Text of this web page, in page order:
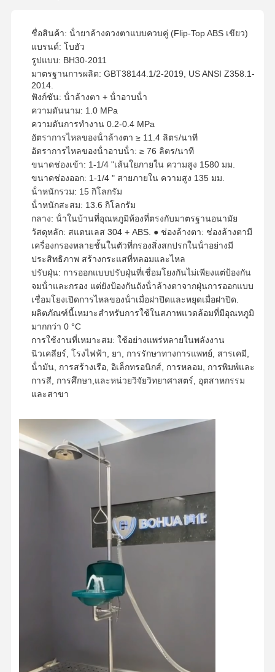
เกี่ยวกับเรา
ชื่อสินค้า: น้ํายาล้างดวงตาแบบควบคู่ (Flip-Top ABS เขียว)
แบรนด์: โบฮัว
รูปแบบ: BH30-2011
มาตรฐานการผลิต: GBT38144.1/2-2019, US ANSI Z358.1-
2014.
ฟังก์ชัน: น้ําล้างตา + น้ําอาบน้ํา
ความดันนาม: 1.0 MPa
ความดันการทํางาน 0.2-0.4 MPa
อัตราการไหลของน้ําล้างตา ≥ 11.4 ลิตร/นาที
อัตราการไหลของน้ําอาบน้ํา: ≥ 76 ลิตร/นาที
ขนาดช่องเข้า: 1-1/4 "เส้นใยภายใน ความสูง 1580 มม.
ขนาดช่องออก: 1-1/4 " สายภายใน ความสูง 135 มม.
น้ําหนักรวม: 15 กิโลกรัม
น้ําหนักสะสม: 13.6 กิโลกรัม
กลาง: น้ําในบ้านที่อุณหภูมิห้องที่ตรงกับมาตรฐานอนามัย
วัสดุหลัก: สแตนเลส 304 + ABS. ● ช่องล้างตา: ช่องล้างตามี
เครื่องกรองหลายชั้นในตัวที่กรองสิ่งสกปรกในน้ําอย่างมี
ประสิทธิภาพ สร้างกระแสที่หลอมและไหล
ปรับฝุ่น: การออกแบบปรับฝุ่นที่เชื่อมโยงกันไม่เพียงแต่ป้องกัน
จมน้ําและกรอง แต่ยังป้องกันถังน้ําล้างตาจากฝุ่นการออกแบบ
เชื่อมโยงเปิดการไหลของน้ําเมื่อฝาปิดและหยุดเมื่อฝาปิด.
ผลิตภัณฑ์นี้เหมาะสําหรับการใช้ในสภาพแวดล้อมที่มีอุณหภูมิ
มากกว่า 0 °C
การใช้งานที่เหมาะสม: ใช้อย่างแพร่หลายในพลังงาน
นิวเคลียร์, โรงไฟฟ้า, ยา, การรักษาทางการแพทย์, สารเคมี,
น้ํามัน, การสร้างเรือ, อิเล็กทรอนิกส์, การหลอม, การพิมพ์และ
การสี, การศึกษา,และหน่วยวิจัยวิทยาศาสตร์, อุตสาหกรรม
และสาขา